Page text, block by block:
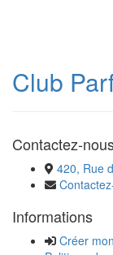
Club
Contactez-
420, Rue
Informations
Créer